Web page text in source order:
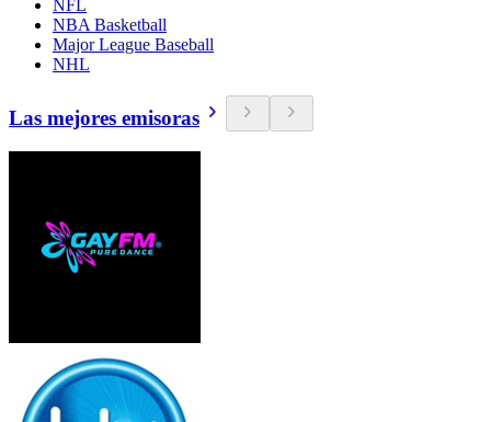
NFL
NBA Basketball
Major League Baseball
NHL
Las mejores emisoras